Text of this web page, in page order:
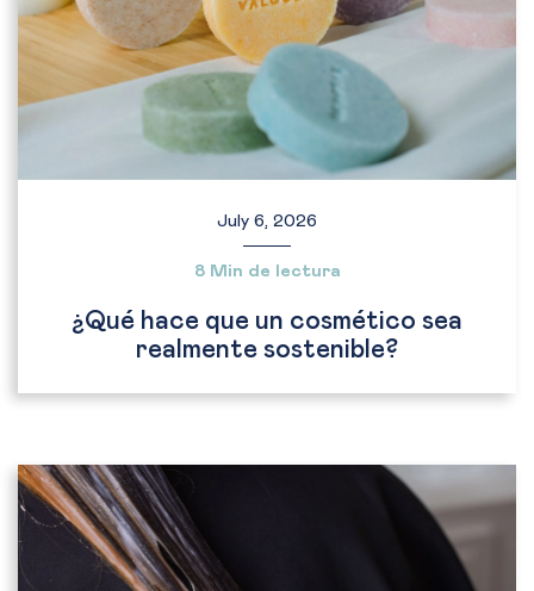
July 6, 2026
8 Min de lectura
¿Qué hace que un cosmético sea
realmente sostenible?